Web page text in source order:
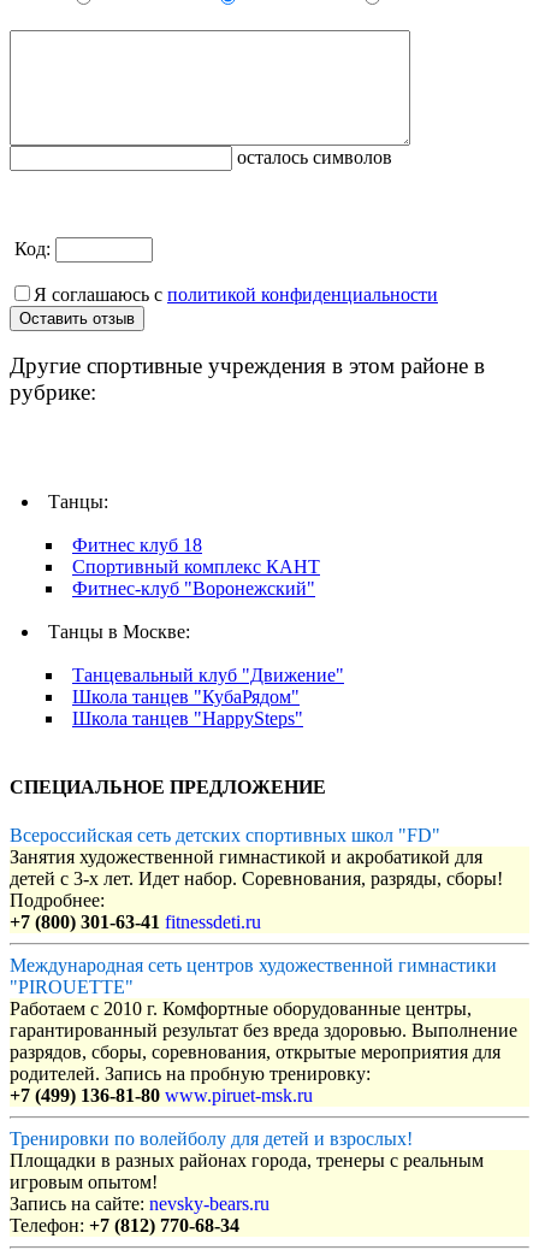
осталось символов
Код:
Я соглашаюсь с политикой конфиденциальности
Другие спортивные учреждения в этом районе в
рубрике:
Танцы:
Фитнес клуб 18
Спортивный комплекс КАНТ
Фитнес-клуб "Воронежский"
Танцы в Москве:
Танцевальный клуб "Движение"
Школа танцев "КубаРядом"
Школа танцев "HappySteps"
СПЕЦИАЛЬНОЕ ПРЕДЛОЖЕНИЕ
Всероссийская сеть детских спортивных школ "FD"
Занятия художественной гимнастикой и акробатикой для
детей с 3-х лет. Идет набор. Соревнования, разряды, сборы!
Подробнее:
+7 (800) 301-63-41 fitnessdeti.ru
Международная сеть центров художественной гимнастики
"PIROUETTE"
Работаем с 2010 г. Комфортные оборудованные центры,
гарантированный результат без вреда здоровью. Выполнение
разрядов, сборы, соревнования, открытые мероприятия для
родителей. Запись на пробную тренировку:
+7 (499) 136-81-80 www.piruet-msk.ru
Тренировки по волейболу для детей и взрослых!
Площадки в разных районах города, тренеры с реальным
игровым опытом!
Запись на сайте: nevsky-bears.ru
Телефон: +7 (812) 770-68-34